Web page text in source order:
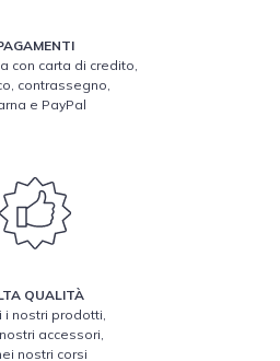
con carta di credito,
contrassegno,
e PayPal
QUALITÀ
i nostri prodotti,
accessori,
nostri corsi